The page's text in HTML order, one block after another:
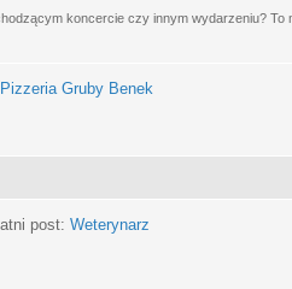
koncercie czy innym wydarzeniu? To
Pizzeria Gruby Benek
post: Weterynarz